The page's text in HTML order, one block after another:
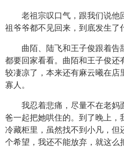
老祖宗叹口气，跟我们说他
祖爷爷都不见回来，到底发生了
曲陌、陆飞和王子俊跟着告
都要回家看看。曲陌和王子俊还
较凄凉了，本来还有麻云曦在店
寡人。
我忍着悲痛，尽量不在老妈
爸一起把她哄住的。到了晚上，
冷藏柜里，虽然找不到小凡，但
个希望，我还不能放弃，就这么